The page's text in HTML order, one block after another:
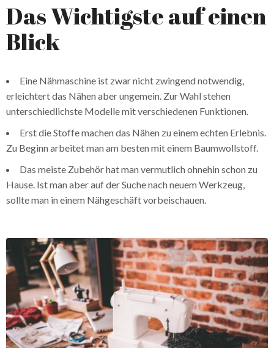
Das Wichtigste auf einen
Blick
Eine Nähmaschine ist zwar nicht zwingend notwendig,
erleichtert das Nähen aber ungemein. Zur Wahl stehen
unterschiedlichste Modelle mit verschiedenen Funktionen.
Erst die Stoffe machen das Nähen zu einem echten Erlebnis.
Zu Beginn arbeitet man am besten mit einem Baumwollstoff.
Das meiste Zubehör hat man vermutlich ohnehin schon zu
Hause. Ist man aber auf der Suche nach neuem Werkzeug,
sollte man in einem Nähgeschäft vorbeischauen.